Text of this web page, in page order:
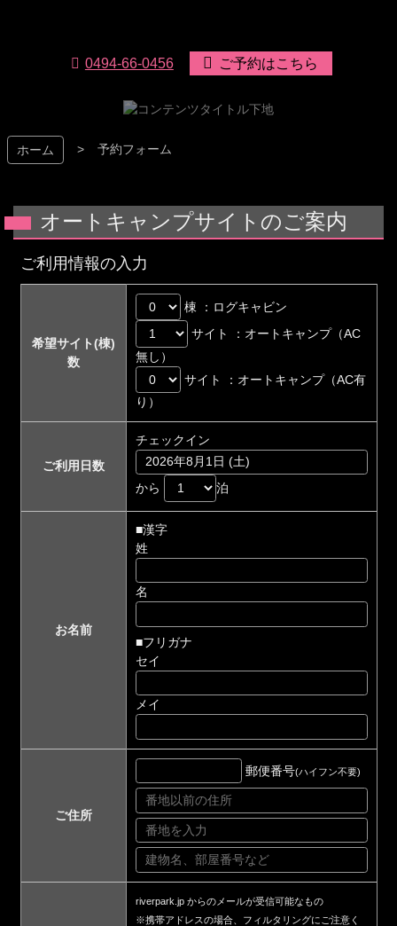
へ
ス
リバーパーク上長瀞
0494-66-0456 ご予約はこちら
ホーム 予約フォーム
オートキャンプサイトのご案内
ご利用情報の入力
希望サイト(棟)
数
棟 ：ログキャビン
サイト ：オートキャンプ（AC
無し）
サイト ：オートキャンプ（AC有
り）
ご利用日数
チェックイン
から 泊
お名前
■漢字
姓
名
■フリガナ
セイ
メイ
ご住所
郵便番号(ハイフン不要)
riverpark.jp からのメールが受信可能なもの
※携帯アドレスの場合、フィルタリングにご注意く